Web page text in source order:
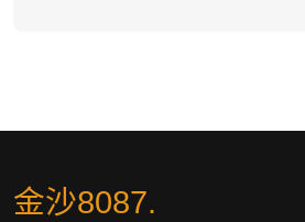
金沙8087.